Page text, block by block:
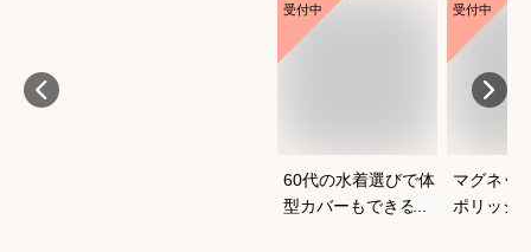
受付中
60代の水着選びで体
型カバーもできるお
受付中
マグネッ
ポリッシ